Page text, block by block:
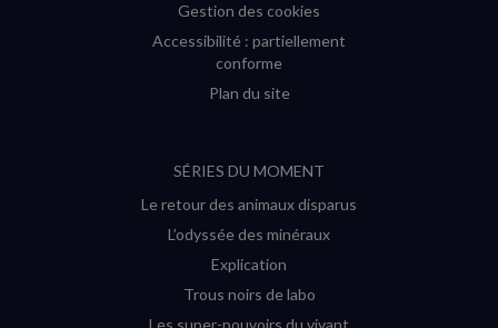
Gestion des cookies
Accessibilité : partiellement
conforme
Plan du site
SÉRIES DU MOMENT
Le retour des animaux disparus
L’odyssée des minéraux
Explication
Trous noirs de labo
Les super-pouvoirs du vivant